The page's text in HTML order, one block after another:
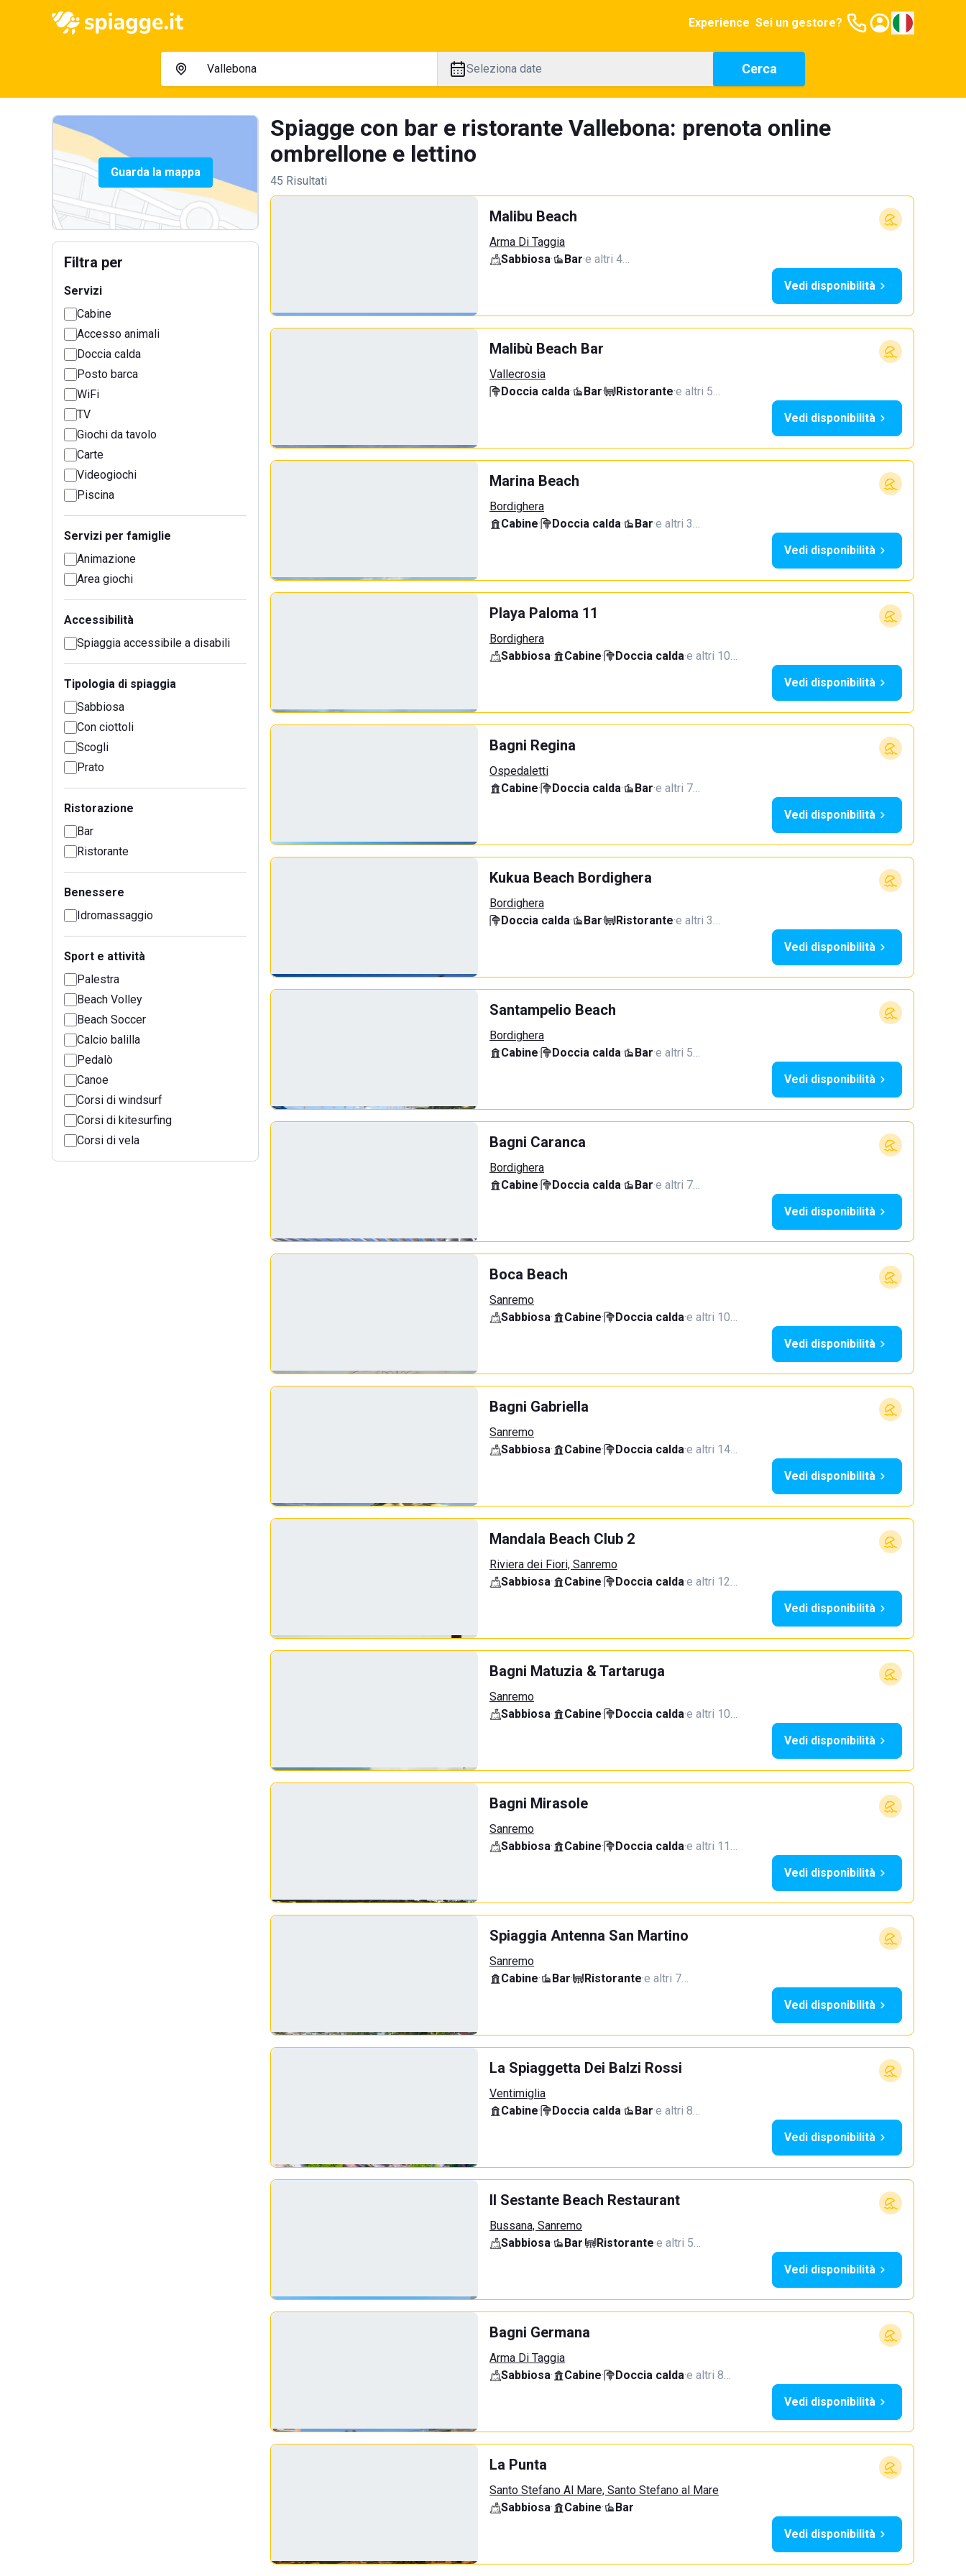
Experience Sei un gestore?
Seleziona date Cerca
Guarda la mappa
Filtra per
Servizi
Cabine
Accesso animali
Doccia calda
Posto barca
WiFi
TV
Giochi da tavolo
Carte
Videogiochi
Piscina
Servizi per famiglie
Animazione
Area giochi
Accessibilità
Spiaggia accessibile a disabili
Tipologia di spiaggia
Sabbiosa
Con ciottoli
Scogli
Prato
Ristorazione
Bar
Ristorante
Benessere
Idromassaggio
Sport e attività
Palestra
Beach Volley
Beach Soccer
Calcio balilla
Pedalò
Canoe
Corsi di windsurf
Corsi di kitesurfing
Corsi di vela
Spiagge con bar e ristorante Vallebona: prenota online
ombrellone e lettino
45 Risultati
Malibu Beach
Arma Di Taggia
Sabbiosa· Bar·e altri 4…
Vedi disponibilità
Malibù Beach Bar
Vallecrosia
Doccia calda· Bar· Ristorante·e altri 5…
Vedi disponibilità
Marina Beach
Bordighera
Cabine· Doccia calda· Bar·e altri 3…
Vedi disponibilità
Playa Paloma 11
Bordighera
Sabbiosa· Cabine· Doccia calda·e altri 10…
Vedi disponibilità
Bagni Regina
Ospedaletti
Cabine· Doccia calda· Bar·e altri 7…
Vedi disponibilità
Kukua Beach Bordighera
Bordighera
Doccia calda· Bar· Ristorante·e altri 3…
Vedi disponibilità
Santampelio Beach
Bordighera
Cabine· Doccia calda· Bar·e altri 5…
Vedi disponibilità
Bagni Caranca
Bordighera
Cabine· Doccia calda· Bar·e altri 7…
Vedi disponibilità
Boca Beach
Sanremo
Sabbiosa· Cabine· Doccia calda·e altri 10…
Vedi disponibilità
Bagni Gabriella
Sanremo
Sabbiosa· Cabine· Doccia calda·e altri 14…
Vedi disponibilità
Mandala Beach Club 2
Riviera dei Fiori, Sanremo
Sabbiosa· Cabine· Doccia calda·e altri 12…
Vedi disponibilità
Bagni Matuzia & Tartaruga
Sanremo
Sabbiosa· Cabine· Doccia calda·e altri 10…
Vedi disponibilità
Bagni Mirasole
Sanremo
Sabbiosa· Cabine· Doccia calda·e altri 11…
Vedi disponibilità
Spiaggia Antenna San Martino
Sanremo
Cabine· Bar· Ristorante·e altri 7…
Vedi disponibilità
La Spiaggetta Dei Balzi Rossi
Ventimiglia
Cabine· Doccia calda· Bar·e altri 8…
Vedi disponibilità
Il Sestante Beach Restaurant
Bussana, Sanremo
Sabbiosa· Bar· Ristorante·e altri 5…
Vedi disponibilità
Bagni Germana
Arma Di Taggia
Sabbiosa· Cabine· Doccia calda·e altri 8…
Vedi disponibilità
La Punta
Santo Stefano Al Mare, Santo Stefano al Mare
Sabbiosa· Cabine·
Bar
Vedi disponibilità